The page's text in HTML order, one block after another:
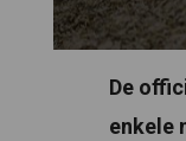
De
enkele